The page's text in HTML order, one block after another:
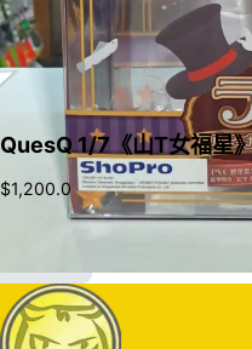
QuesQ 1/7《山T女福星
$1,200.0